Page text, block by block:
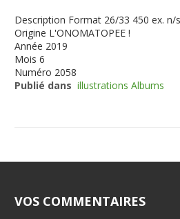
Description Format 26/33 450 ex. n/
Origine L'ONOMATOPEE !
Année 2019
Mois 6
Numéro 2058
Publié dans illustrations Albums
VOS COMMENTAIRES